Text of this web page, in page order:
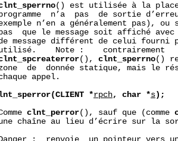
() est utilisée à la
n’a  pas  de sortie
n’en a généralement pas), ou
que le message soit affiché
message différent de celui fourni
utilisé.    Note :
(), clnt_sperrno()
de  donnée statique, mais le
appel.
*rpch, char *s );
clnt_perror(), sauf que (comme
chaîne au lieu d’écrire sur la